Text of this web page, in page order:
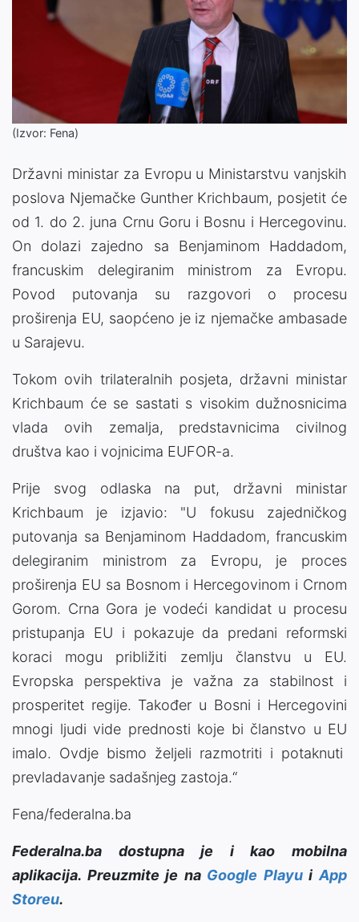
(Izvor: Fena)
Državni ministar za Evropu u Ministarstvu vanjskih
poslova Njemačke Gunther Krichbaum, posjetit će
od 1. do 2. juna Crnu Goru i Bosnu i Hercegovinu.
On dolazi zajedno sa Benjaminom Haddadom,
francuskim delegiranim ministrom za Evropu.
Povod putovanja su razgovori o procesu
proširenja EU, saopćeno je iz njemačke ambasade
u Sarajevu.
Tokom ovih trilateralnih posjeta, državni ministar
Krichbaum će se sastati s visokim dužnosnicima
vlada ovih zemalja, predstavnicima civilnog
društva kao i vojnicima EUFOR-a.
Prije svog odlaska na put, državni ministar
Krichbaum je izjavio: "U fokusu zajedničkog
putovanja sa Benjaminom Haddadom, francuskim
delegiranim ministrom za Evropu, je proces
proširenja EU sa Bosnom i Hercegovinom i Crnom
Gorom. Crna Gora je vodeći kandidat u procesu
pristupanja EU i pokazuje da predani reformski
koraci mogu približiti zemlju članstvu u EU.
Evropska perspektiva je važna za stabilnost i
prosperitet regije. Također u Bosni i Hercegovini
mnogi ljudi vide prednosti koje bi članstvo u EU
imalo. Ovdje bismo željeli razmotriti i potaknuti
prevladavanje sadašnjeg zastoja.“
Fena/federalna.ba
Federalna.ba dostupna je i kao mobilna
aplikacija. Preuzmite je na Google PlayuiApp
Storeu.